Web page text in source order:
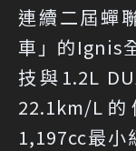
連續二屆蟬
車」的Ignis
技與1.2L
22.1km/L
1,197cc最小